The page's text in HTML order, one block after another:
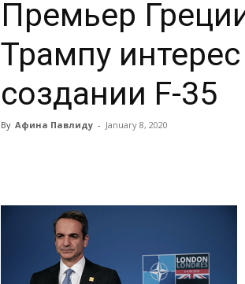
Премьер
Трампу
создании F-35
By Афина Павлиду - January 8, 2020